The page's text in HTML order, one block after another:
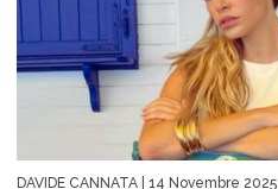
DAVIDE CANNATA | 14 Novembre 2025